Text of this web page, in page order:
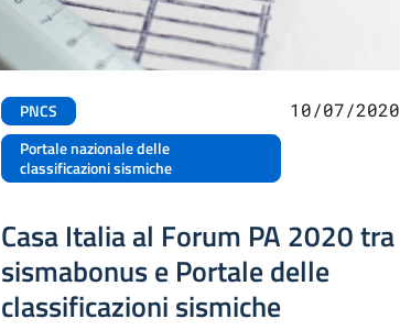
PNCS
Portale nazionale delle
classificazioni sismiche
10/07/2020
Casa Italia al Forum PA 2020 tra
sismabonus e Portale delle
classificazioni sismiche